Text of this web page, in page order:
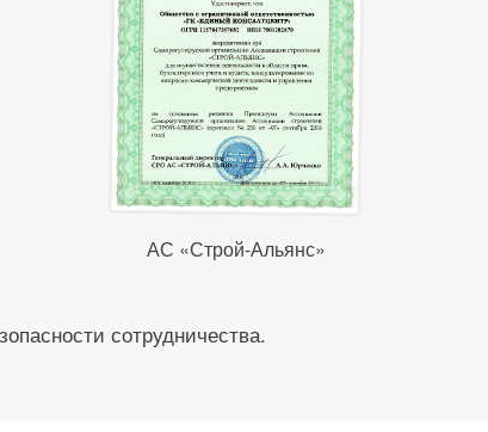
АС «Строй-Альянс»
сотрудничества.